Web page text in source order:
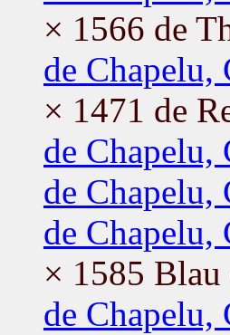
× 1566 de
de Chapelu,
× 1471 de
de Chapelu,
de Chapelu,
de Chapelu,
× 1585 Blau
de Chapelu,